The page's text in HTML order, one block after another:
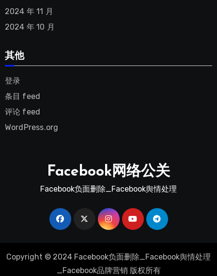
2024 年 11 月
2024 年 10 月
其他
登录
条目 feed
评论 feed
WordPress.org
Facebook网络公关
Facebook负面删除_Facebook舆情处理
Copyright © 2024 Facebook负面删除_Facebook舆情处理
_Facebook品牌营销 版权所有